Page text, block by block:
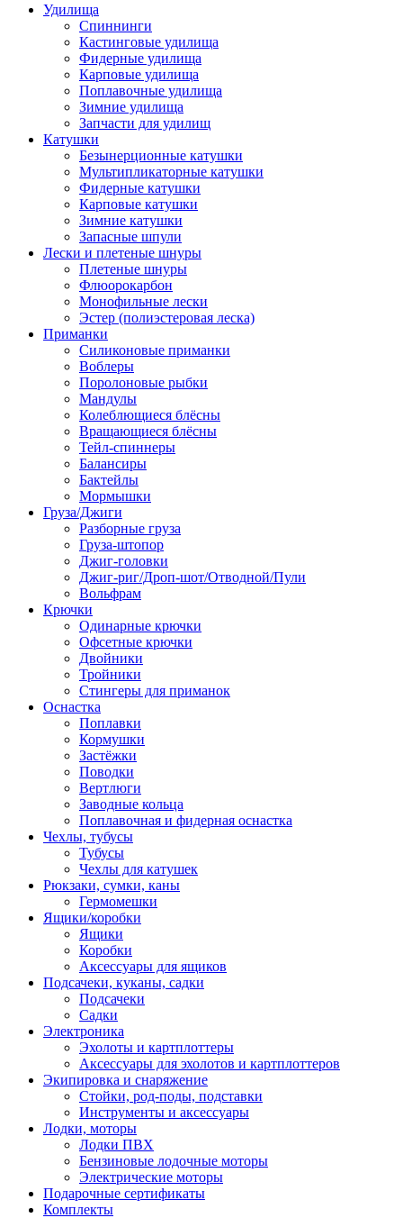
Удилища
Спиннинги
Кастинговые удилища
Фидерные удилища
Карповые удилища
Поплавочные удилища
Зимние удилища
Запчасти для удилищ
Катушки
Безынерционные катушки
Мультипликаторные катушки
Фидерные катушки
Карповые катушки
Зимние катушки
Запасные шпули
Лески и плетеные шнуры
Плетеные шнуры
Флюорокарбон
Монофильные лески
Эстер (полиэстеровая леска)
Приманки
Силиконовые приманки
Воблеры
Поролоновые рыбки
Мандулы
Колеблющиеся блёсны
Вращающиеся блёсны
Тейл-спиннеры
Балансиры
Бактейлы
Мормышки
Груза/Джиги
Разборные груза
Груза-штопор
Джиг-головки
Джиг-риг/Дроп-шот/Отводной/Пули
Вольфрам
Крючки
Одинарные крючки
Офсетные крючки
Двойники
Тройники
Стингеры для приманок
Оснастка
Поплавки
Кормушки
Застёжки
Поводки
Вертлюги
Заводные кольца
Поплавочная и фидерная оснастка
Чехлы, тубусы
Тубусы
Чехлы для катушек
Рюкзаки, сумки, каны
Гермомешки
Ящики/коробки
Ящики
Коробки
Аксессуары для ящиков
Подсачеки, куканы, садки
Подсачеки
Садки
Электроника
Эхолоты и картплоттеры
Аксессуары для эхолотов и картплоттеров
Экипировка и снаряжение
Стойки, род-поды, подставки
Инструменты и аксессуары
Лодки, моторы
Лодки ПВХ
Бензиновые лодочные моторы
Электрические моторы
Подарочные сертификаты
Комплекты